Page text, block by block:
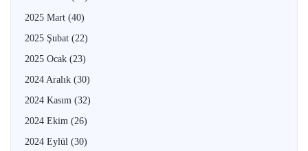
2025 Mart (40)
2025 Şubat (22)
2025 Ocak (23)
2024 Aralık (30)
2024 Kasım (32)
2024 Ekim (26)
2024 Eylül (30)